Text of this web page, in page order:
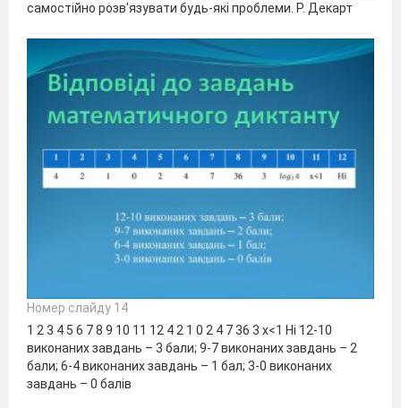
самостійно розв'язувати будь-які проблеми. Р. Декарт
Номер слайду 14
1 2 3 4 5 6 7 8 9 10 11 12 4 2 1 0 2 4 7 36 3 x<1 Ні 12-10
виконаних завдань – 3 бали; 9-7 виконаних завдань – 2
бали; 6-4 виконаних завдань – 1 бал; 3-0 виконаних
завдань – 0 балів